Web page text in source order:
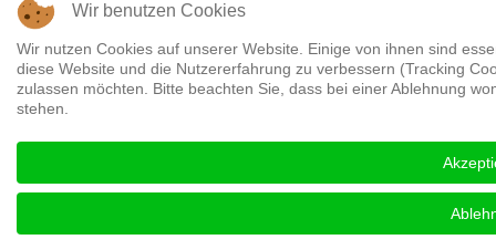
Wir benutzen Cookies
Wir nutzen Cookies auf unserer Website. Einige von ihnen sind
diese Website und die Nutzererfahrung zu verbessern (Tracking
zulassen möchten. Bitte beachten Sie, dass bei einer Ablehnung
stehen.